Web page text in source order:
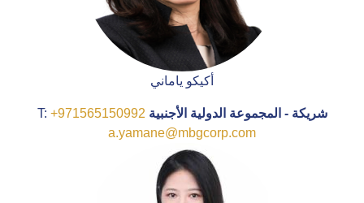
أكيكو ياماني
شريكة - المجموعة الدولية الأجنبية +971565150992
a.yamane@mbgcorp.com